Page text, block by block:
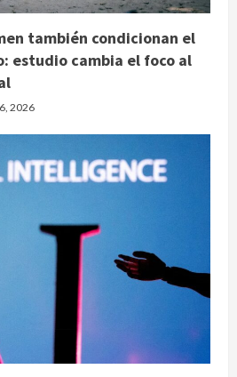
también condicionan el
estudio cambia el foco al
2026